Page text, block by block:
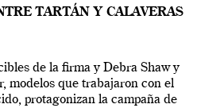
TARTÁN Y CALAVERAS
de la firma y Debra Shaw y
modelos que trabajaron con el
protagonizan la campaña de